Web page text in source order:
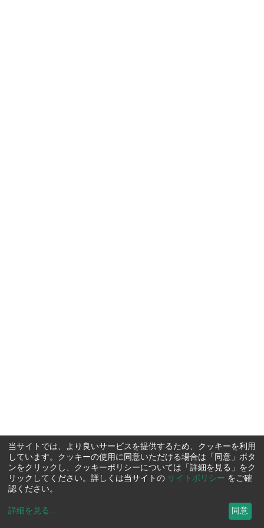
当サイトでは、より良いサービスを提供するため、クッキーを利用
しています。クッキーの使用に同意いただける場合は「同意」ボタ
ンをクリックし、クッキーポリシーについては「詳細を見る」をク
リックしてください。詳しくは当サイトの サイトポリシー をご確
認ください。
詳細を見る ... 同意